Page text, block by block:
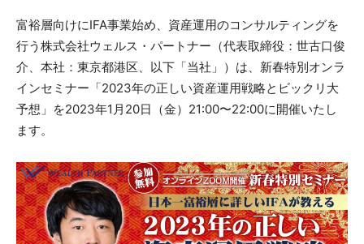
富裕層向けにIFA事業始め、資産運用のコンサルティングを
行う株式会社ウェルス・パートナー（代表取締役：世古口俊
介、本社：東京都港区、以下「当社」）は、新春特別オンラ
インセミナー「2023年の正しい資産運用戦略とビックリ大
予想」を2023年1月20日（金）21:00〜22:00に開催いたし
ます。